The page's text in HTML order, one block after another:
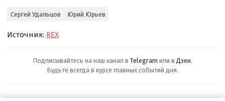
Сергей Удальцов Юрий Юрьев
Источник: REX
Подписывайтесь на наш канал в Telegram или в Дзен.
Будьте всегда в курсе главных событий дня.